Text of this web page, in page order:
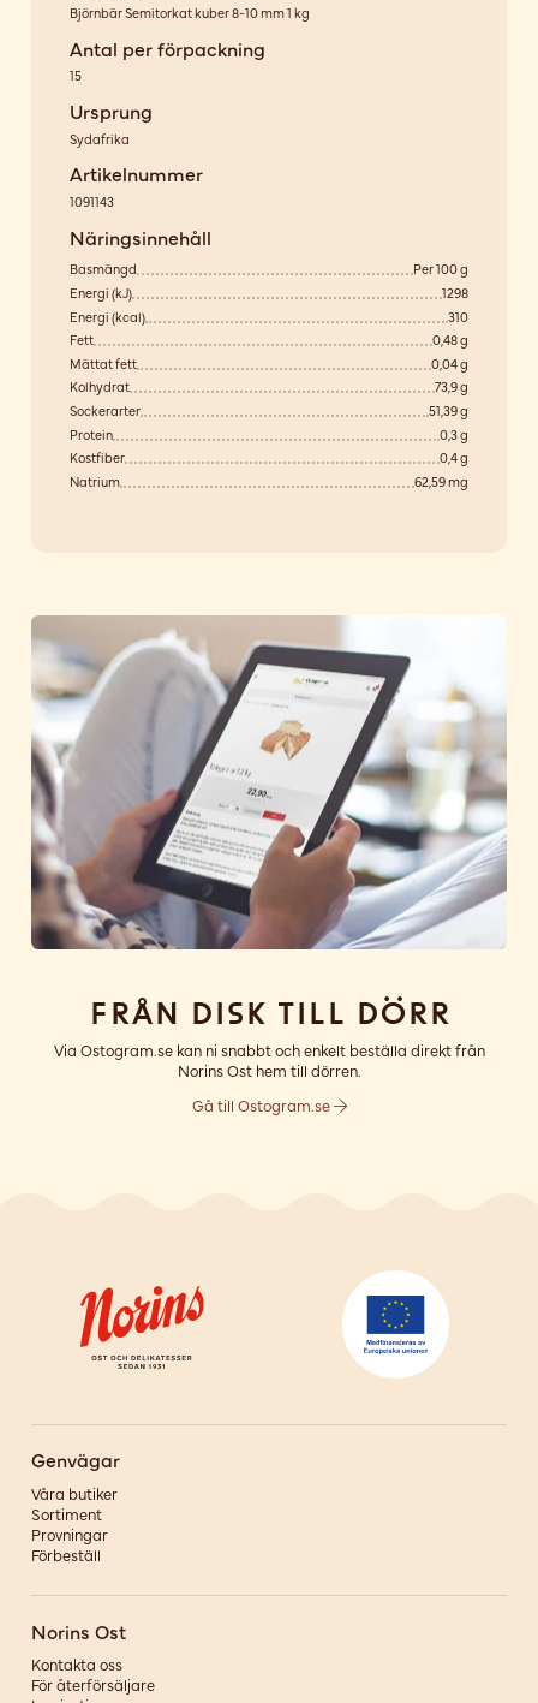
Björnbär Semitorkat kuber 8-10 mm 1 kg
Antal per förpackning
15
Ursprung
Sydafrika
Artikelnummer
1091143
Näringsinnehåll
Basmängd
Per 100 g
Energi (kJ)
1298
Energi (kcal)
310
Fett
0,48 g
Mättat fett
0,04 g
Kolhydrat
73,9 g
Sockerarter
51,39 g
Protein
0,3 g
Kostfiber
0,4 g
Natrium
62,59 mg
Från disk till dörr
Via Ostogram.se kan ni snabbt och enkelt beställa direkt från
Norins Ost hem till dörren.
Gå till Ostogram.se
Genvägar
Våra butiker
Sortiment
Provningar
Förbeställ
Norins Ost
Kontakta oss
För återförsäljare